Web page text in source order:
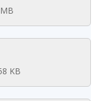
KB